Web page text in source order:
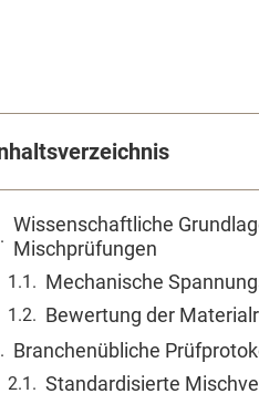
Wissenschaftliche
Mischprüfungen
Mechanische
Bewertung der
Branchenübliche
Standardisierte